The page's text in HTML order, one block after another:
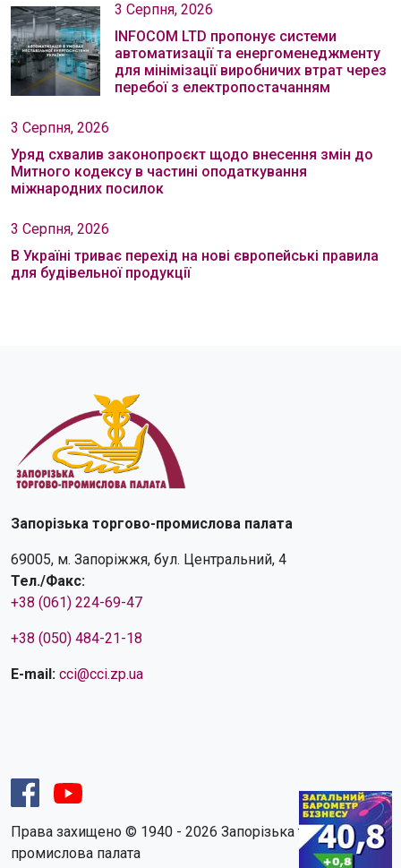
3 Серпня, 2026
INFOCOM LTD пропонує системи
автоматизації та енергоменеджменту
для мінімізації виробничих втрат через
перебої з електропостачанням
3 Серпня, 2026
Уряд схвалив законопроєкт щодо внесення змін до
Митного кодексу в частині оподаткування
міжнародних посилок
3 Серпня, 2026
В Україні триває перехід на нові європейські правила
для будівельної продукції
Запорізька торгово-промислова палата
69005, м. Запоріжжя, бул. Центральний, 4
Тел./Факс:
+38 (061) 224-69-47
+38 (050) 484-21-18
E-mail: cci@cci.zp.ua
Права захищено © 1940 - 2026 Запорізька торгово-
промислова палата